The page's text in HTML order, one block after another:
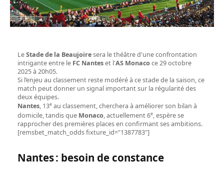
LeStade de la Beaujoiresera le théâtre d'une confrontation
intrigante entre le FC Nanteset l'AS Monacoce 29 octobre
2025 à 20h05.
Si l’enjeu au classement reste modéré à ce stade de la saison, ce
match peut donner un signal important sur la régularité des
deux équipes.
Nantes, 13e au classement, cherchera à améliorer son bilan à
domicile, tandis que Monaco, actuellement 6e, espère se
rapprocher des premières places en confirmant ses ambitions.
[remsbet_match_odds fixture_id="1387783"]
Nantes : besoin de constance